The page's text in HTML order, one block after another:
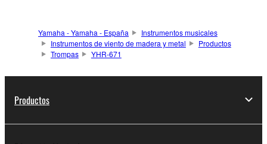
Yamaha - Yamaha - España
Instrumentos musicales
Instrumentos de viento de madera y metal
Productos
Trompas
YHR-671
Productos